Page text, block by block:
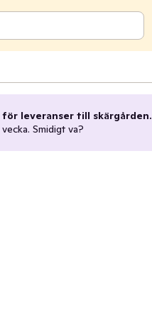
leveranser till skärgården.
Smidigt va?